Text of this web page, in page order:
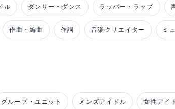
ル ダンサー・ダンス ラッパー・ラップ
作曲・編曲 作詞 音楽クリエイター ミ
グループ・ユニット メンズアイドル 女性アイ